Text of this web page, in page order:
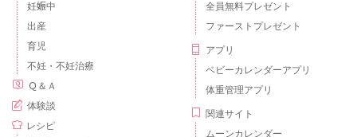
妊娠中
出産
育児
不妊・不妊治療
Ｑ＆Ａ
体験談
レシピ
全員無料プレゼント
ファーストプレゼント
アプリ
ベビーカレンダーアプリ
体重管理アプリ
関連サイト
ムーンカレンダー